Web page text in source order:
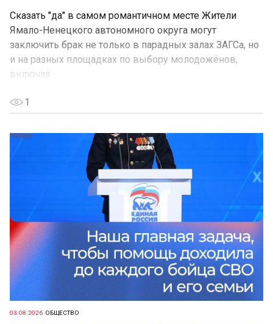
Сказать "да" в самом романтичном месте Жители
Ямало-Ненецкого автономного округа могут
заключить брак не только в парадных залах ЗАГСа, но
и на разных площадках по выбору молодожёнов,
включая...
1
03.08.2026 ОБЩЕСТВО